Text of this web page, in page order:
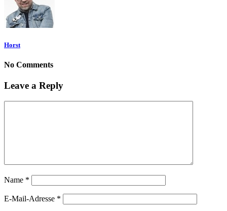
Horst
No Comments
Leave a Reply
Name *
E-Mail-Adresse *